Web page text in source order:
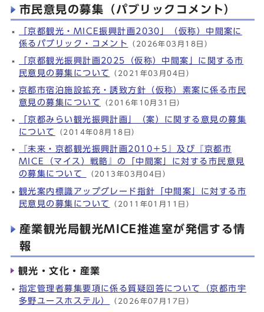
市民意見の募集（パブリックコメント）
「京都観光・MICE振興計画2030」（仮称）中間案に
係るパブリック・コメント
（2026年03月18日）
「京都観光振興計画2025（仮称）中間案」に関する市
民意見の募集について
（2021年03月04日）
京都市宿泊施設拡充・誘致方針（仮称）素案に係る市民
意見の募集について
（2016年10月31日）
「京都みらい観光振興計画」（案）に関する意見の募集
について
（2014年08月18日）
『未来・京都観光振興計画2010＋5』及び『京都市
MICE（マイス）戦略』の「中間案」に対する市民意見
の募集について
（2013年03月04日）
観光案内標識アップグレード指針「中間案」に対する市
民意見の募集について
（2011年01月11日）
産業観光局観光MICE推進室が発信する情
報
観光・文化・産業
指定管理者募集要項に係る質疑回答について（京都市宇
多野ユースホステル）
（2026年07月17日）